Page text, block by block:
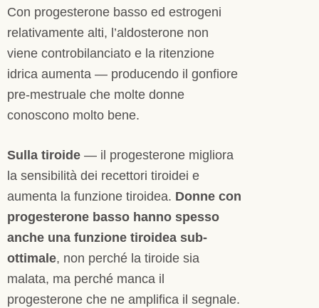
Con progesterone basso ed estrogeni
relativamente alti, l’aldosterone non
viene controbilanciato e la ritenzione
idrica aumenta — producendo il gonfiore
pre-mestruale che molte donne
conoscono molto bene.
Sulla tiroide — il progesterone migliora
la sensibilità dei recettori tiroidei e
aumenta la funzione tiroidea. Donne con
progesterone basso hanno spesso
anche una funzione tiroidea sub-
ottimale, non perché la tiroide sia
malata, ma perché manca il
progesterone che ne amplifica il segnale.